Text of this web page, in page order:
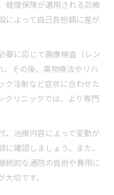
健康保険が適用される診療
によって自己負担額に差が
要に応じて画像検査（レン
、その後、薬物療法やリハ
ク注射など症状に合わせた
クリニックでは、より専門
、治療内容によって変動が
に確認しましょう。また、
続的な通院の負担や費用に
切です。